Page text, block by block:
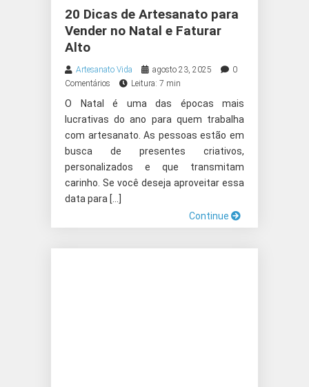
ARTESANAIS
20 Dicas de Artesanato para
Vender no Natal e Faturar
Alto
Artesanato Vida agosto 23, 2025
0
Comentários
Leitura: 7 min
O Natal é uma das épocas mais
lucrativas do ano para quem trabalha
com artesanato. As pessoas estão em
busca de presentes criativos,
personalizados e que transmitam
carinho. Se você deseja aproveitar essa
data para […]
Continue